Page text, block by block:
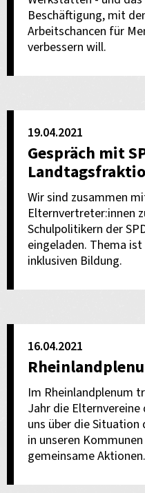
Beschäftigung, mit
Arbeitschancen für
verbessern will.
19.04.2021
Gespräch mit
Wir sind zusammen
Elternvertreter:innen
Schulpolitikern der
eingeladen. Thema
inklusiven Bildung.
16.04.2021
Im Rheinlandplenum
Jahr die Elternvereine
uns über die Situation
in unseren
gemeinsame Aktionen.